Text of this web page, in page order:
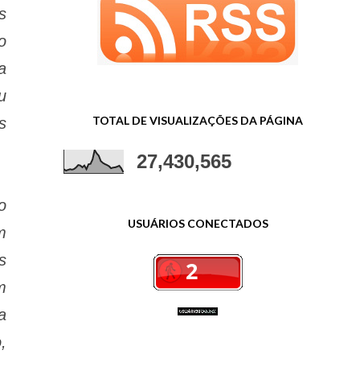
TOTAL DE VISUALIZAÇÕES DA PÁGINA
27,430,565
USUÁRIOS CONECTADOS